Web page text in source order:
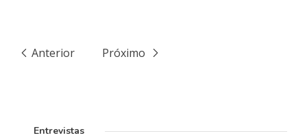
Anterior Próximo
Entrevistas